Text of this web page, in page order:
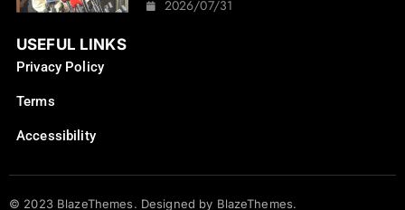
2026/07/31
USEFUL LINKS
Privacy Policy
Terms
Accessibility
© 2023 BlazeThemes. Designed by BlazeThemes.